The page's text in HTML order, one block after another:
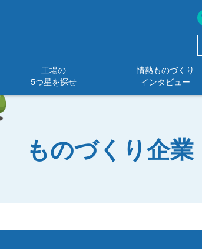
工場の
5つ星を探せ
情熱ものづくり
インタビュー
ものづくり企業